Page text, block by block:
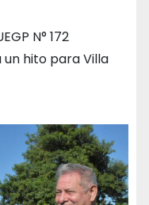
N° 172
un hito para Villa